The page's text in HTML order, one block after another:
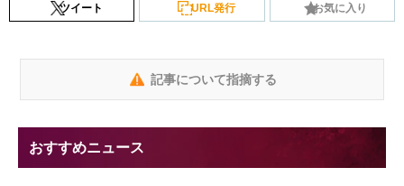
ツイート URL発行 お気に入り
記事について指摘する
おすすめニュース